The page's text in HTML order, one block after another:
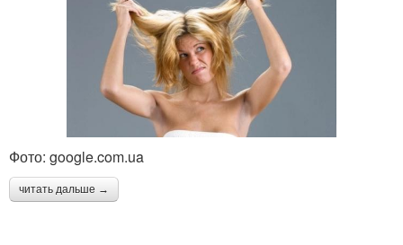
Фото: google.com.ua
читать дальше →